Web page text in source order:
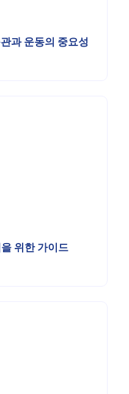
과 운동의 중요성
위한 가이드